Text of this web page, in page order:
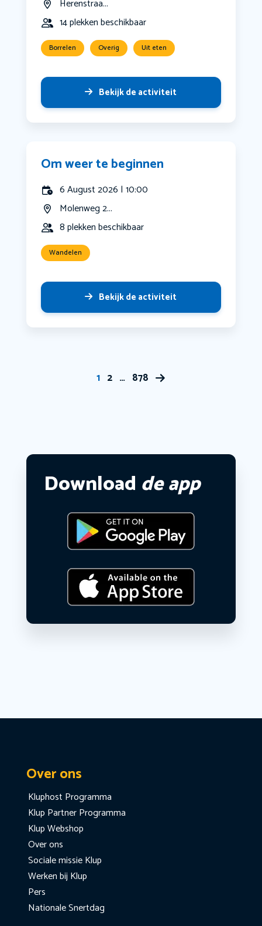
Herenstraa...
14 plekken beschikbaar
Borrelen Overig Uit eten
Bekijk de activiteit
Om weer te beginnen
6 August 2026 | 10:00
Molenweg 2...
8 plekken beschikbaar
Wandelen
Bekijk de activiteit
1 2 … 878
Download de app
Over ons
Kluphost Programma
Klup Partner Programma
Klup Webshop
Over ons
Sociale missie Klup
Werken bij Klup
Pers
Nationale Snertdag